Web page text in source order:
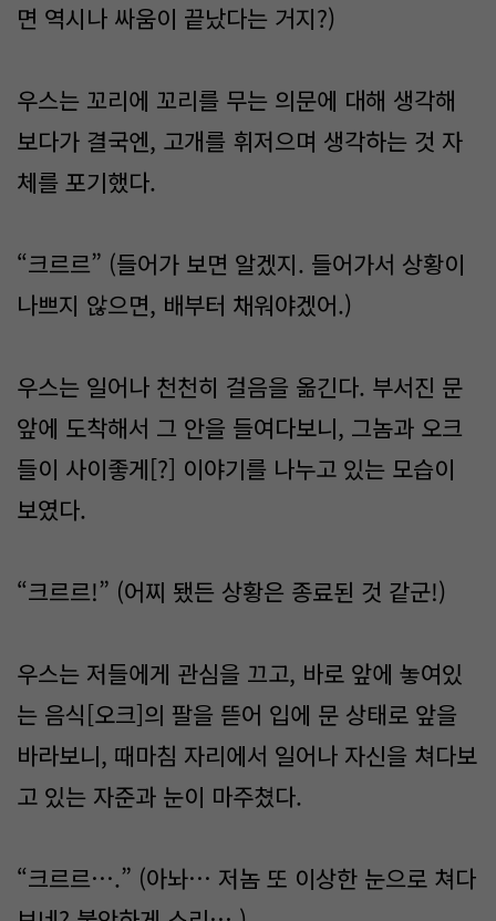
면 역시나 싸움이 끝났다는 거지?)
우스는 꼬리에 꼬리를 무는 의문에 대해 생각해
보다가 결국엔, 고개를 휘저으며 생각하는 것 자
체를 포기했다.
“크르르” (들어가 보면 알겠지. 들어가서 상황이
나쁘지 않으면, 배부터 채워야겠어.)
우스는 일어나 천천히 걸음을 옮긴다. 부서진 문
앞에 도착해서 그 안을 들여다보니, 그놈과 오크
들이 사이좋게[?] 이야기를 나누고 있는 모습이
보였다.
“크르르!” (어찌 됐든 상황은 종료된 것 같군!)
우스는 저들에게 관심을 끄고, 바로 앞에 놓여있
는 음식[오크]의 팔을 뜯어 입에 문 상태로 앞을
바라보니, 때마침 자리에서 일어나 자신을 쳐다보
고 있는 자준과 눈이 마주쳤다.
“크르르….” (아놔… 저놈 또 이상한 눈으로 쳐다